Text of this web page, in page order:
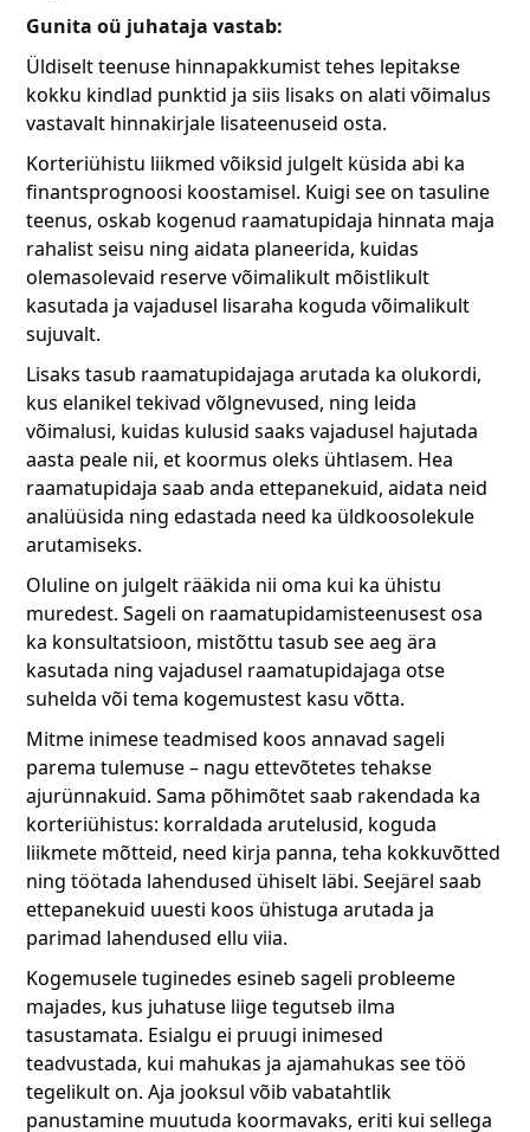
Gunita oü juhataja vastab:
Üldiselt teenuse hinnapakkumist tehes lepitakse
kokku kindlad punktid ja siis lisaks on alati võimalus
vastavalt hinnakirjale lisateenuseid osta.
Korteriühistu liikmed võiksid julgelt küsida abi ka
finantsprognoosi koostamisel. Kuigi see on tasuline
teenus, oskab kogenud raamatupidaja hinnata maja
rahalist seisu ning aidata planeerida, kuidas
olemasolevaid reserve võimalikult mõistlikult
kasutada ja vajadusel lisaraha koguda võimalikult
sujuvalt.
Lisaks tasub raamatupidajaga arutada ka olukordi,
kus elanikel tekivad võlgnevused, ning leida
võimalusi, kuidas kulusid saaks vajadusel hajutada
aasta peale nii, et koormus oleks ühtlasem. Hea
raamatupidaja saab anda ettepanekuid, aidata neid
analüüsida ning edastada need ka üldkoosolekule
arutamiseks.
Oluline on julgelt rääkida nii oma kui ka ühistu
muredest. Sageli on raamatupidamisteenusest osa
ka konsultatsioon, mistõttu tasub see aeg ära
kasutada ning vajadusel raamatupidajaga otse
suhelda või tema kogemustest kasu võtta.
Mitme inimese teadmised koos annavad sageli
parema tulemuse – nagu ettevõtetes tehakse
ajurünnakuid. Sama põhimõtet saab rakendada ka
korteriühistus: korraldada arutelusid, koguda
liikmete mõtteid, need kirja panna, teha kokkuvõtted
ning töötada lahendused ühiselt läbi. Seejärel saab
ettepanekuid uuesti koos ühistuga arutada ja
parimad lahendused ellu viia.
Kogemusele tuginedes esineb sageli probleeme
majades, kus juhatuse liige tegutseb ilma
tasustamata. Esialgu ei pruugi inimesed
teadvustada, kui mahukas ja ajamahukas see töö
tegelikult on. Aja jooksul võib vabatahtlik
panustamine muutuda koormavaks, eriti kui sellega